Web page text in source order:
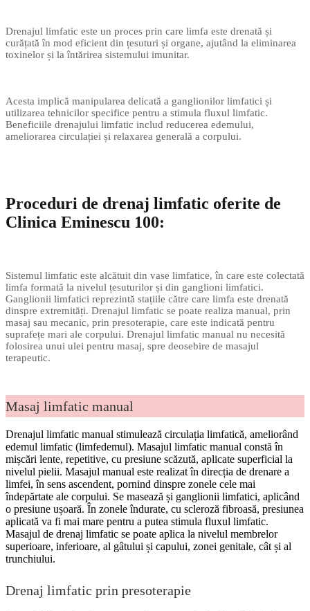
Drenajul limfatic este un proces prin care limfa este drenată și
curățată în mod eficient din țesuturi și organe, ajutând la eliminarea
toxinelor și la întărirea sistemului imunitar.
Acesta implică manipularea delicată a ganglionilor limfatici și
utilizarea tehnicilor specifice pentru a stimula fluxul limfatic.
Beneficiile drenajului limfatic includ reducerea edemului,
ameliorarea circulației și relaxarea generală a corpului.
Proceduri de drenaj limfatic oferite de
Clinica Eminescu 100:
Sistemul limfatic este alcătuit din vase limfatice, în care este colectată
limfa formată la nivelul țesuturilor și din ganglioni limfatici.
Ganglionii limfatici reprezintă stațiile către care limfa este drenată
dinspre extremități. Drenajul limfatic se poate realiza manual, prin
masaj sau mecanic, prin presoterapie, care este indicată pentru
suprafețe mari ale corpului. Drenajul limfatic manual nu necesită
folosirea unui ulei pentru masaj, spre deosebire de masajul
terapeutic.
Masaj limfatic manual
Drenajul limfatic manual stimulează circulația limfatică, ameliorând
edemul limfatic (limfedemul). Masajul limfatic manual constă în
mișcări lente, repetitive, cu presiune scăzută, aplicate superficial la
nivelul pielii. Masajul manual este realizat în direcția de drenare a
limfei, în sens ascendent, pornind dinspre zonele cele mai
îndepărtate ale corpului. Se masează și ganglionii limfatici, aplicând
o presiune ușoară. În zonele îndurate, cu scleroză fibroasă, presiunea
aplicată va fi mai mare pentru a putea stimula fluxul limfatic.
Masajul de drenaj limfatic se poate aplica la nivelul membrelor
superioare, inferioare, al gâtului și capului, zonei genitale, cât și al
trunchiului.
Drenaj limfatic prin presoterapie